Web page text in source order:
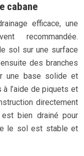
cabane
efficace, une
recommandée.
sol sur une surface
des branches
une base solide et
l’aide de piquets et
directement
bien drainé pour
le sol est stable et